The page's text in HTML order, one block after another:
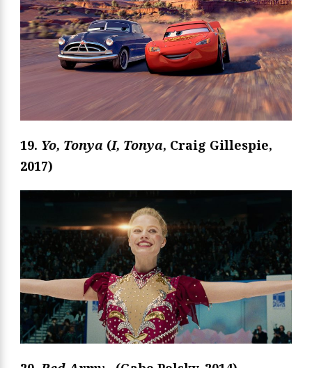
19. Yo, Tonya (I, Tonya, Craig Gillespie,
2017)